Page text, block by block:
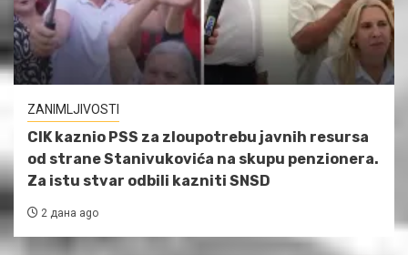
ZANIMLJIVOSTI
CIK kaznio PSS za zloupotrebu javnih resursa
od strane Stanivukovića na skupu penzionera.
Za istu stvar odbili kazniti SNSD
2 дана ago